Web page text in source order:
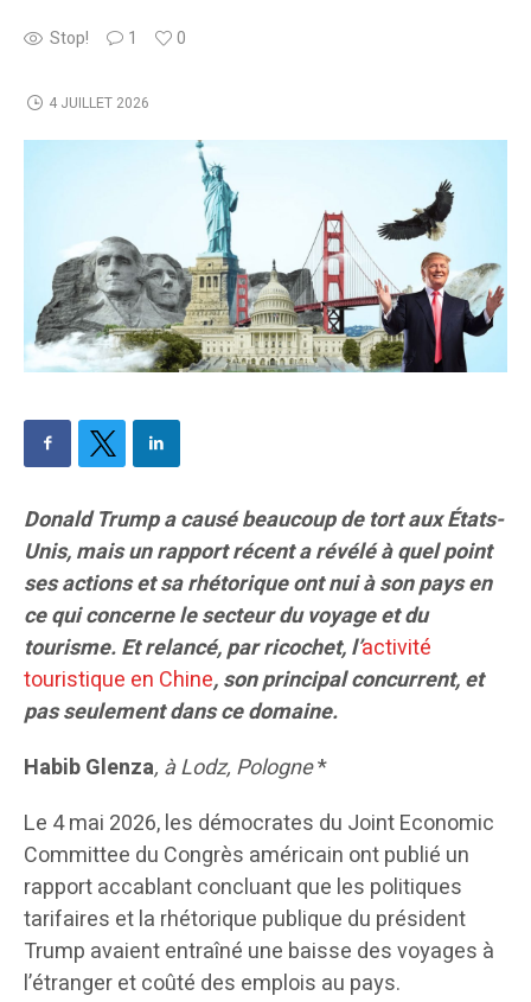
Stop! 1 0
4 JUILLET 2026
Donald Trump a causé beaucoup de tort aux États-
Unis, mais un rapport récent a révélé à quel point
ses actions et sa rhétorique ont nui à son pays en
ce qui concerne le secteur du voyage et du
tourisme. Et relancé, par ricochet, l’activité
touristique en Chine, son principal concurrent, et
pas seulement dans ce domaine.
Habib Glenza, à Lodz, Pologne*
Le 4 mai 2026, les démocrates du Joint Economic
Committee du Congrès américain ont publié un
rapport accablant concluant que les politiques
tarifaires et la rhétorique publique du président
Trump avaient entraîné une baisse des voyages à
l’étranger et coûté des emplois au pays.